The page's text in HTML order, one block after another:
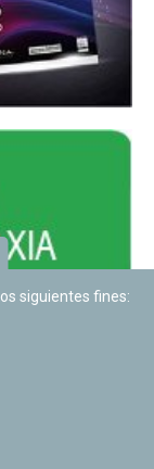
siguientes fines: